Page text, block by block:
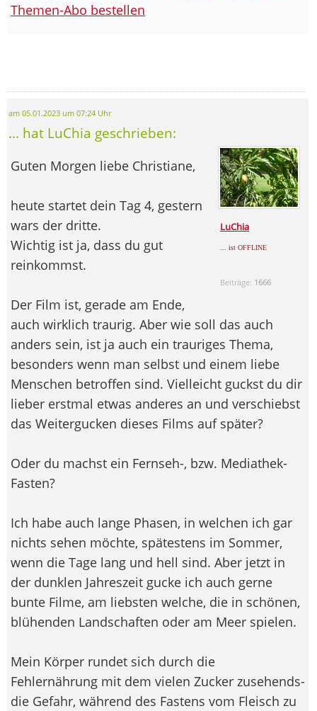
Themen-Abo bestellen
am 05.01.2023 um 07:24 Uhr
... hat LuChia geschrieben:
LuChia
... ist OFFLINE
Beiträge: 1666
Guten Morgen liebe Christiane,
heute startet dein Tag 4, gestern
wars der dritte.
Wichtig ist ja, dass du gut
reinkommst.
Der Film ist, gerade am Ende,
auch wirklich traurig. Aber wie soll das auch
anders sein, ist ja auch ein trauriges Thema,
besonders wenn man selbst und einem liebe
Menschen betroffen sind. Vielleicht guckst du dir
lieber erstmal etwas anderes an und verschiebst
das Weitergucken dieses Films auf später?
Oder du machst ein Fernseh-, bzw. Mediathek-
Fasten?
Ich habe auch lange Phasen, in welchen ich gar
nichts sehen möchte, spätestens im Sommer,
wenn die Tage lang und hell sind. Aber jetzt in
der dunklen Jahreszeit gucke ich auch gerne
bunte Filme, am liebsten welche, die in schönen,
blühenden Landschaften oder am Meer spielen.
Mein Körper rundet sich durch die
Fehlernährung mit dem vielen Zucker zusehends-
die Gefahr, während des Fastens vom Fleisch zu